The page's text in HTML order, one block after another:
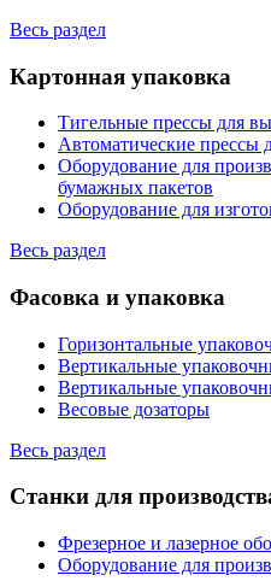
Весь раздел
Картонная упаковка
Тигельные прессы для
Автоматические прессы
Оборудование для
бумажных пакетов
Оборудование для
Весь раздел
Фасовка и упаковка
Горизонтальные
Вертикальные
Вертикальные
Весовые дозаторы
Весь раздел
Станки для
Фрезерное и лазерное
Оборудование для